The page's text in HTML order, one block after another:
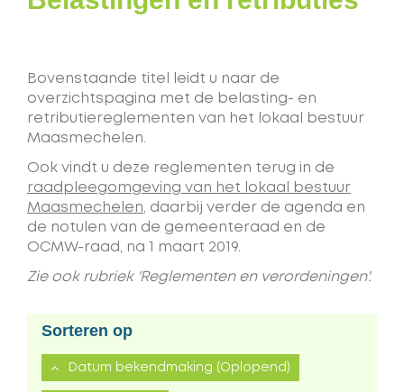
Bovenstaande titel leidt u naar de
overzichtspagina met de belasting- en
retributiereglementen van het lokaal bestuur
Maasmechelen.
Ook vindt u deze reglementen terug in de
raadpleegomgeving van het lokaal bestuur
Maasmechelen , daarbij verder de agenda en
de notulen van de gemeenteraad en de
OCMW-raad, na 1 maart 2019.
Zie ook rubriek 'Reglementen en verordeningen'.
Sorteren op
Datum bekendmaking (Oplopend)